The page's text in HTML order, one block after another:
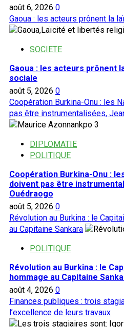
août 6, 2026 0
Gaoua : les acteurs prônent la
SOCIETE
Gaoua : les acteurs prônent
sociale
août 5, 2026 0
Coopération Burkina-Onu : les
pas être instrumentalisées,
3
DIPLOMATIE
POLITIQUE
Coopération Burkina-Onu :
doivent pas être
Ouédraogo
août 5, 2026 0
Révolution au Burkina : le
au Capitaine Sankara
POLITIQUE
Révolution au Burkina : le
hommage au Capitaine
août 4, 2026 0
Finances publiques : trois
l’excellence de leurs travaux